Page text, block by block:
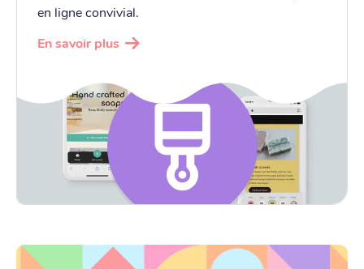
en ligne convivial.
En savoir plus